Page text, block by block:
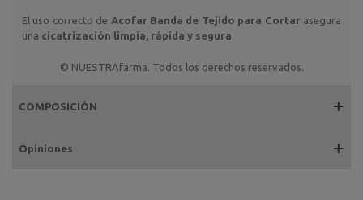
El uso correcto de Acofar Banda de Tejido para Cortar asegura
una cicatrización limpia, rápida y segura
© NUESTRAfarma. Todos los derechos reservados.
COMPOSICIÓN
Opiniones